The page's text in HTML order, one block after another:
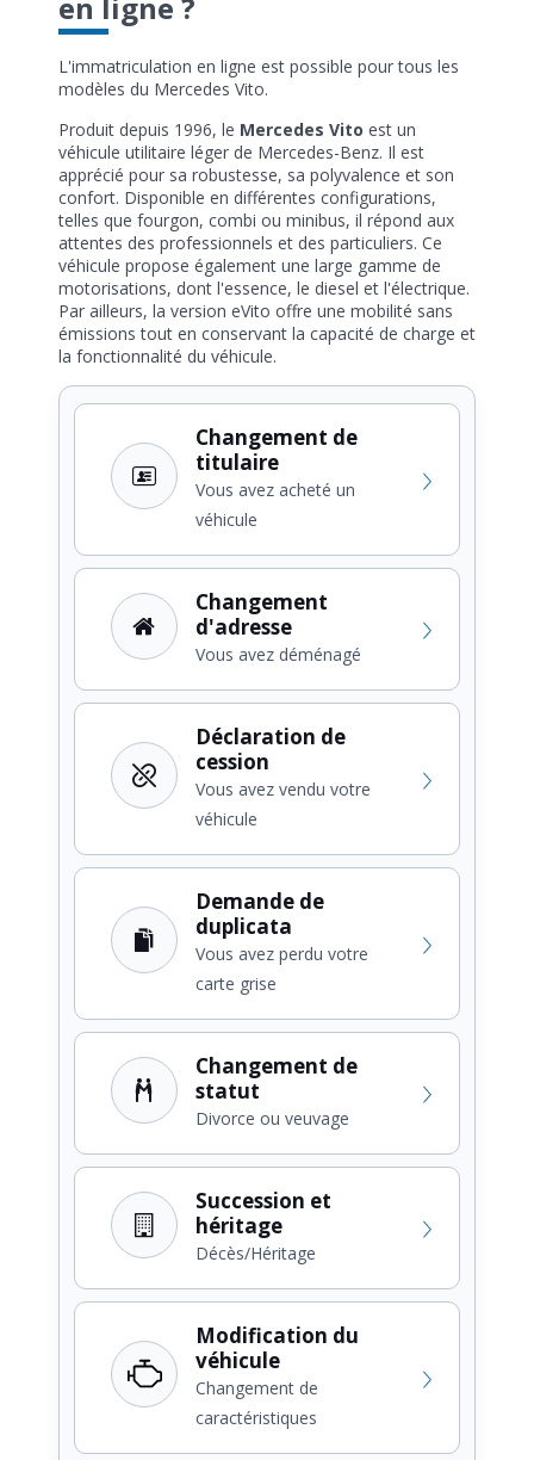
L'immatriculation en ligne est possible pour tous les
modèles du Mercedes Vito.
Produit depuis 1996, le Mercedes Vito est un
véhicule utilitaire léger de Mercedes-Benz. Il est
apprécié pour sa robustesse, sa polyvalence et son
confort. Disponible en différentes configurations,
telles que fourgon, combi ou minibus, il répond aux
attentes des professionnels et des particuliers. Ce
véhicule propose également une large gamme de
motorisations, dont l'essence, le diesel et l'électrique.
Par ailleurs, la version eVito offre une mobilité sans
émissions tout en conservant la capacité de charge et
la fonctionnalité du véhicule.
Changement de
titulaire
Vous avez acheté un
véhicule
Changement
d'adresse
Vous avez déménagé
Déclaration de
cession
Vous avez vendu votre
véhicule
Demande de
duplicata
Vous avez perdu votre
carte grise
Changement de
statut
Divorce ou veuvage
Succession et
héritage
Décès/Héritage
Modification du
véhicule
Changement de
caractéristiques